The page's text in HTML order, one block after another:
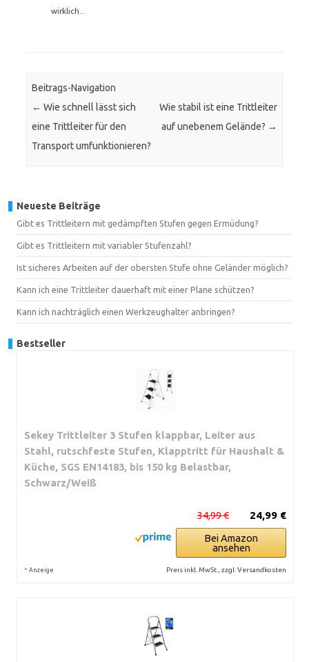
wirklich...
Beitrags-Navigation
← Wie schnell lässt sich
eine Trittleiter für den
Transport umfunktionieren?
Wie stabil ist eine Trittleiter
auf unebenem Gelände? →
Neueste Beiträge
Gibt es Trittleitern mit gedämpften Stufen gegen Ermüdung?
Gibt es Trittleitern mit variabler Stufenzahl?
Ist sicheres Arbeiten auf der obersten Stufe ohne Geländer möglich?
Kann ich eine Trittleiter dauerhaft mit einer Plane schützen?
Kann ich nachträglich einen Werkzeughalter anbringen?
Bestseller
Sekey Trittleiter 3 Stufen klappbar, Leiter aus
Stahl, rutschfeste Stufen, Klapptritt für Haushalt &
Küche, SGS EN14183, bis 150 kg Belastbar,
Schwarz/Weiß
24,99 €
34,99 €
Bei Amazon
ansehen
* Anzeige Preis inkl. MwSt., zzgl. Versandkosten